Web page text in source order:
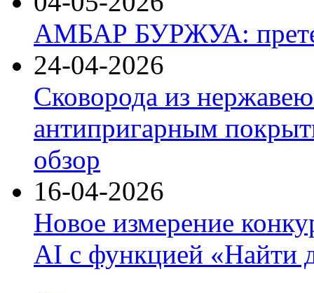
АМБАР БУРЖУА:
24-04-2026
Сковорода из
антипригарным
обзор
16-04-2026
Новое измерение
AI с функцией «Найти